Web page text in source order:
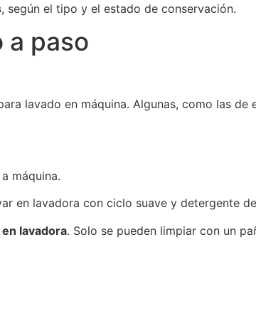
, según el tipo y el estado de conservación.
a paso
lavado en máquina. Algunas, como las de
máquina.
en lavadora con ciclo suave y detergente
lavadora. Solo se pueden limpiar con un